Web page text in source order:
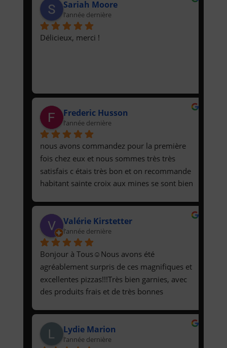
Sariah Moore
l’année dernière
Délicieux, merci !
Frederic Husson
l’année dernière
nous avons commandez pour la première
fois chez eux et nous sommes très très
satisfais c étais très bon et on recommande
habitant sainte croix aux mines se sont bien
encore merci a eux prix raisonnable pas
cher et bien garnis pour deux personnes qui
sont grand mangeur
Valérie Kirstetter
l’année dernière
Bonjour à Tous☺️Nous avons été
agréablement surpris de ces magnifiques et
excellentes pizzas!!!Très bien garnies, avec
des produits frais et de très bonnes
qui plus est, avec de sympathiques
prestations!Elles sont livrées à l’heure, tout
est bien organisé!!!Félicitations et Bravo à
Lydie Marion
l’année dernière